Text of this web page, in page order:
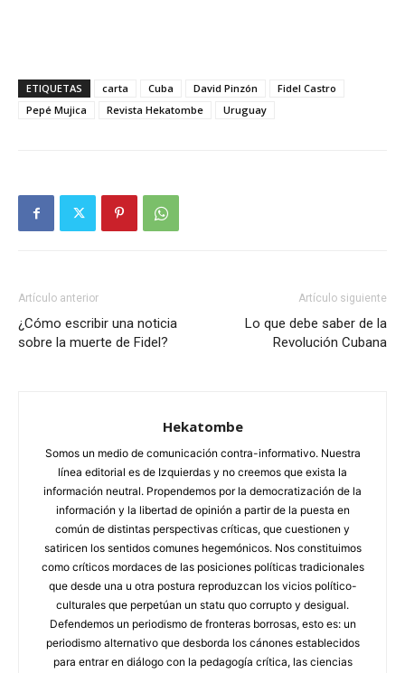
ETIQUETAS carta Cuba David Pinzón
Fidel Castro
Pepé Mujica
Revista Hekatombe Uruguay
Artículo anterior
¿Cómo escribir una noticia
sobre la muerte de Fidel?
Artículo siguiente
Lo que debe saber de la
Revolución Cubana
Hekatombe
Somos un medio de comunicación contra-informativo. Nuestra
línea editorial es de Izquierdas y no creemos que exista la
información neutral. Propendemos por la democratización de la
información y la libertad de opinión a partir de la puesta en
común de distintas perspectivas críticas, que cuestionen y
satiricen los sentidos comunes hegemónicos. Nos constituimos
como críticos mordaces de las posiciones políticas tradicionales
que desde una u otra postura reproduzcan los vicios político-
culturales que perpetúan un statu quo corrupto y desigual.
Defendemos un periodismo de fronteras borrosas, esto es: un
periodismo alternativo que desborda los cánones establecidos
para entrar en diálogo con la pedagogía crítica, las ciencias